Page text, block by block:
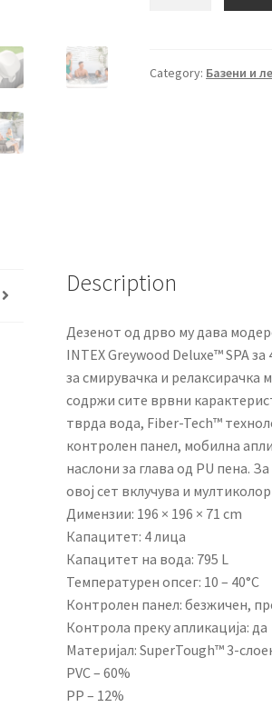
Bubble
cm
Category: Базени и
Description
Дезенот од дрво му дава
INTEX Greywood Deluxe™ SPA
за смирувачка и релаксирачка
содржи сите врвни
тврдa вода, Fiber-Tech™
контролен панел, мобилна
наслони за глава од PU пена.
овој сет вклучува и
Димензии: 196 × 196 × 71 cm
Капацитет: 4 лица
Капацитет на вода: 795 L
Температурен опсег: 10 – 40°C
Контролен панел: безжичен,
Контрола преку апликација: да
Материјал: SuperTough™ 3-
PVC – 60%
PP – 12%